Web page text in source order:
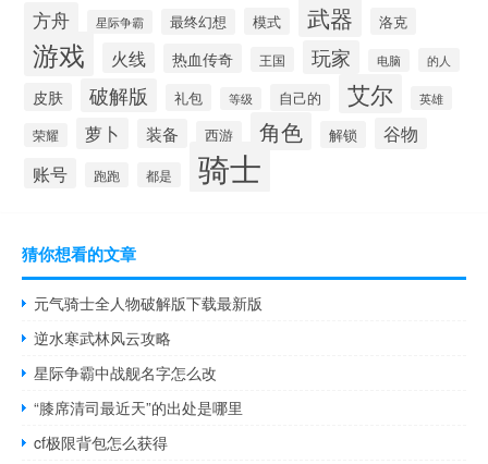
方舟 星际争霸 最终幻想 模式 武器 洛克
游戏 火线 热血传奇 王国 玩家 电脑 的人
皮肤 破解版 礼包 等级 自己的 艾尔 英雄
荣耀 萝卜 装备 西游 角色 解锁 谷物
账号 跑跑 都是 骑士
猜你想看的文章
元气骑士全人物破解版下载最新版
逆水寒武林风云攻略
星际争霸中战舰名字怎么改
“膝席清司最近天”的出处是哪里
cf极限背包怎么获得